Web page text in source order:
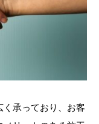
承っており、お客